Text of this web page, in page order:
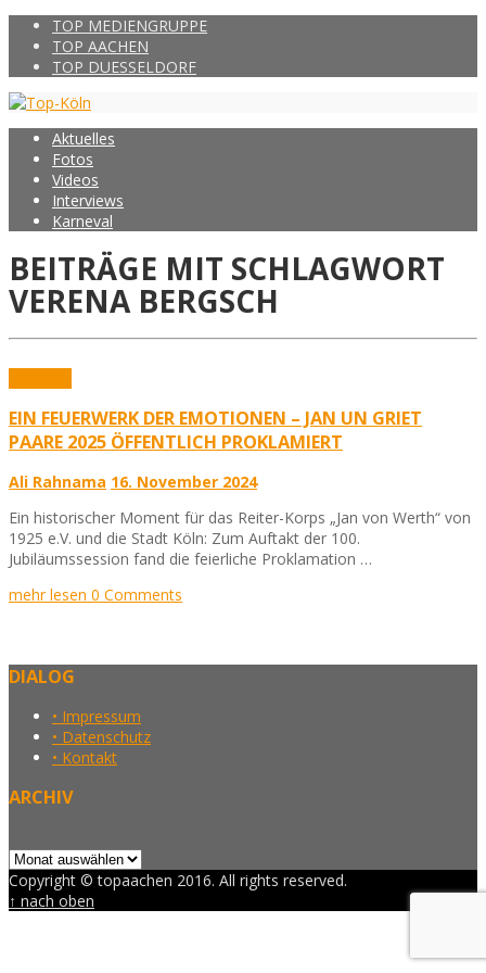
TOP MEDIENGRUPPE
TOP AACHEN
TOP DUESSELDORF
Aktuelles
Fotos
Videos
Interviews
Karneval
BEITRÄGE MIT SCHLAGWORT
VERENA BERGSCH
EIN FEUERWERK DER EMOTIONEN – JAN UN GRIET
PAARE 2025 ÖFFENTLICH PROKLAMIERT
Ali Rahnama 16. November 2024
Ein historischer Moment für das Reiter-Korps „Jan von Werth“ von
1925 e.V. und die Stadt Köln: Zum Auftakt der 100.
Jubiläumssession fand die feierliche Proklamation …
mehr lesen 0 Comments
DIALOG
• Impressum
• Datenschutz
• Kontakt
ARCHIV
Copyright © topaachen 2016. All rights reserved.
↑ nach oben